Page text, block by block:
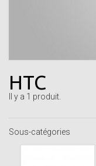
HTC
Il y a 1 produit.
Sous-catégories